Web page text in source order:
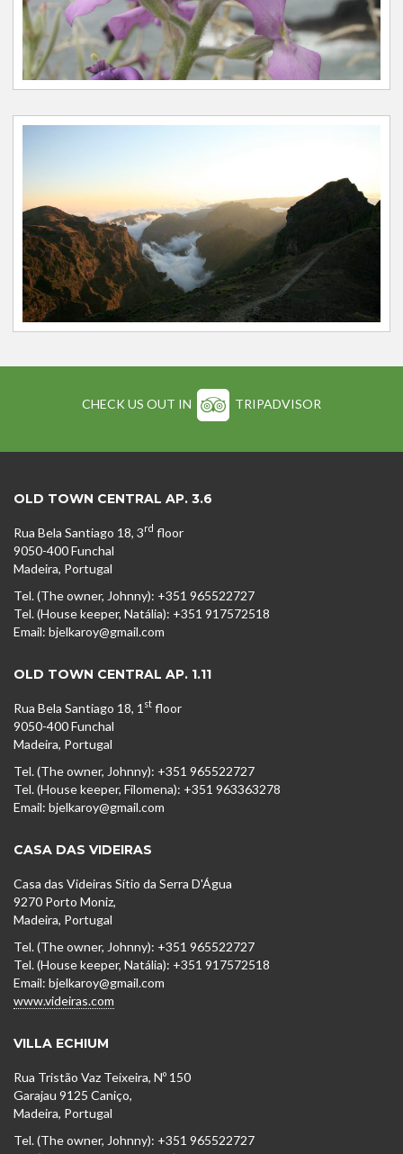
CHECK US OUT IN TRIPADVISOR
OLD TOWN CENTRAL AP. 3.6
Rua Bela Santiago 18, 3rd floor
9050-400 Funchal
Madeira, Portugal
Tel. (The owner, Johnny): +351 965522727
Tel. (House keeper, Natália): +351 917572518
Email: bjelkaroy@gmail.com
OLD TOWN CENTRAL AP. 1.11
Rua Bela Santiago 18, 1 st floor
9050-400 Funchal
Madeira, Portugal
Tel. (The owner, Johnny): +351 965522727
Tel. (House keeper, Filomena): +351 963363278
Email: bjelkaroy@gmail.com
CASA DAS VIDEIRAS
Casa das Videiras Sítio da Serra D'Água
9270 Porto Moniz,
Madeira, Portugal
Tel. (The owner, Johnny): +351 965522727
Tel. (House keeper, Natália): +351 917572518
Email: bjelkaroy@gmail.com
www.videiras.com
VILLA ECHIUM
Rua Tristão Vaz Teixeira, Nº 150
Garajau 9125 Caniço,
Madeira, Portugal
Tel. (The owner, Johnny): +351 965522727